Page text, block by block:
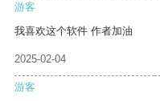
游客
我喜欢这个软件 作者加油
2025-02-04
游客